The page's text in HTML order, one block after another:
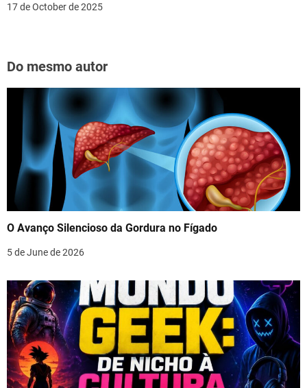
17 de October de 2025
Do mesmo autor
O Avanço Silencioso da Gordura no Fígado
5 de June de 2026